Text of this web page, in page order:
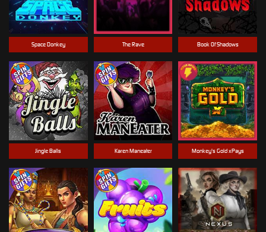
Book Of Shadows
Space Donkey
Monkey's Gold xPays
Jingle Balls Karen Maneater
The Rave